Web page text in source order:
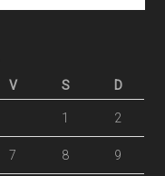
V S D
1 2
7 8 9